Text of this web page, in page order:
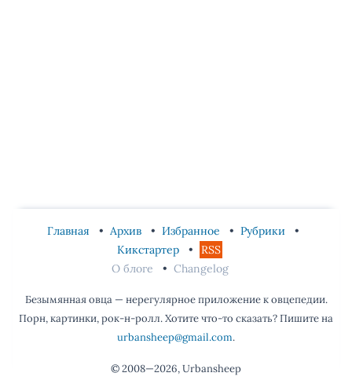
Главная Архив Избранное
Рубрики
Кикстартер
RSS
О блоге
Changelog
Безымянная овца — нерегулярное приложение к овцепедии.
Порн, картинки, рок-н-ролл. Хотите что-то сказать? Пишите на
urbansheep@gmail.com.
© 2008—2026, Urbansheep